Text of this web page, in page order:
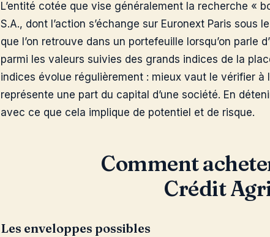
L’entité cotée que vise généralement la recherche «
S.A., dont l’action s’échange sur Euronext Paris sous
que l’on retrouve dans un portefeuille lorsqu’on parle
parmi les valeurs suivies des grands indices de la
indices évolue régulièrement : mieux vaut le vérifier
représente une part du capital d’une société. En
avec ce que cela implique de potentiel et de risque.
Comment
Crédit
Les enveloppes possibles